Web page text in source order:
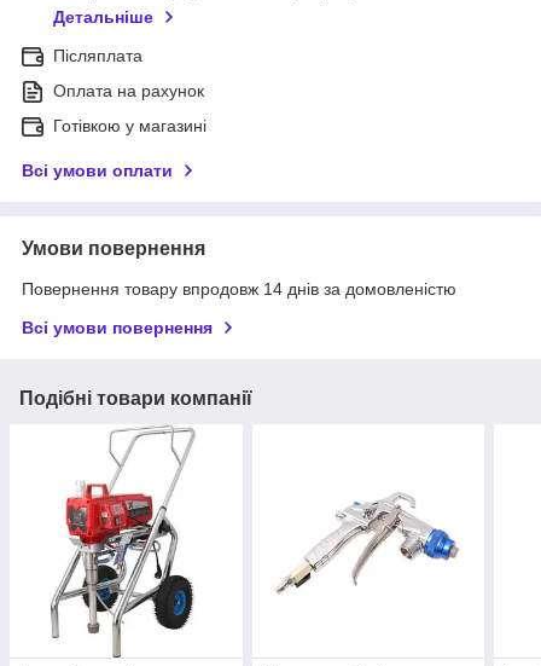
Детальніше
Післяплата
Оплата на рахунок
Готівкою у магазині
Всі умови оплати
Умови повернення
Повернення товару впродовж 14 днів за домовленістю
Всі умови повернення
Подібні товари компанії